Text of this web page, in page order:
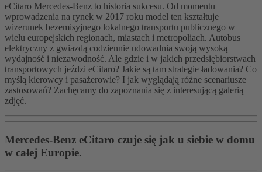
eCitaro Mercedes-Benz to historia sukcesu. Od momentu
wprowadzenia na rynek w 2017 roku model ten kształtuje
wizerunek bezemisyjnego lokalnego transportu publicznego w
wielu europejskich regionach, miastach i metropoliach. Autobus
elektryczny z gwiazdą codziennie udowadnia swoją wysoką
wydajność i niezawodność. Ale gdzie i w jakich przedsiębiorstwach
transportowych jeździ eCitaro? Jakie są tam strategie ładowania? Co
myślą kierowcy i pasażerowie? I jak wyglądają różne scenariusze
zastosowań? Zachęcamy do zapoznania się z interesującą galerią
zdjęć.
Mercedes-Benz eCitaro czuje się jak u siebie w domu
w całej Europie.